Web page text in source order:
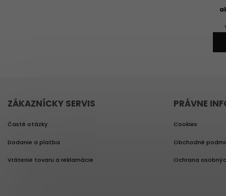
ZÁKAZNÍCKY SERVIS
Časté otázky
Dodanie a platba
Vrátenie tovaru a reklamácie
PRÁVNE
Cookies
Obchodné
Ochrana